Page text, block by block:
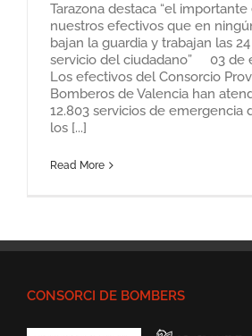
Tarazona destaca “el
nuestros efectivos que en
bajan la guardia y trabajan las
servicio del ciudadano” 03 de
Los efectivos del Consorcio
Bomberos de Valencia han
12.803 servicios de emergencia
los [...]
Read More
CONSORCI DE BOMBERS